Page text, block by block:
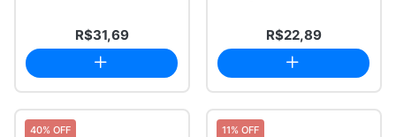
R$31,69 R$22,89
40% OFF 11% OFF